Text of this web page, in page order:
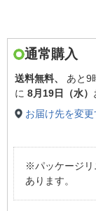
通常購入
送料無料、 あと9
に 8月19日（水）
お届け先を変更
※パッケージリ
あります。